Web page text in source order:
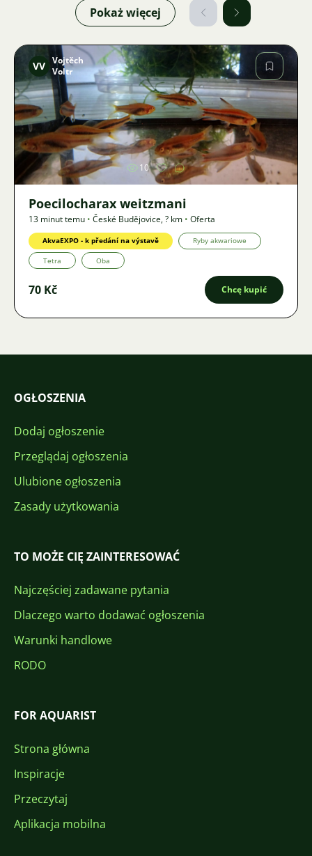
Pokaż więcej
Zdjęcie
VV Vojtěch
Voltr
10
Poecilocharax weitzmani
13 minut temu • České Budějovice,? km • Oferta
AkvaEXPO - k předání na výstavě Ryby akwariowe
Tetra Oba
70 Kč Chcę kupić
OGŁOSZENIA
Dodaj ogłoszenie
Przeglądaj ogłoszenia
Ulubione ogłoszenia
Zasady użytkowania
TO MOŻE CIĘ ZAINTERESOWAĆ
Najczęściej zadawane pytania
Dlaczego warto dodawać ogłoszenia
Warunki handlowe
RODO
FOR AQUARIST
Strona główna
Inspiracje
Przeczytaj
Aplikacja mobilna